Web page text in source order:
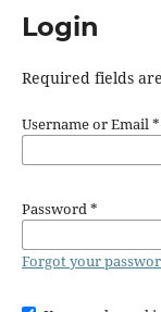
Login
Required fields
Username or Email*
Password*
Forgot your